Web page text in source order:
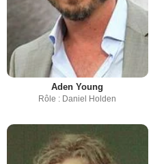
Aden Young
Rôle : Daniel Holden